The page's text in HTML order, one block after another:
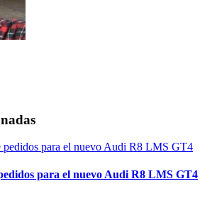
para el nuevo Audi R8 LMS GT4